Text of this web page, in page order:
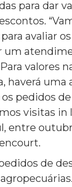
para dar
avaliar
um
valores
haverá uma
pedidos
visitas in
entre
de